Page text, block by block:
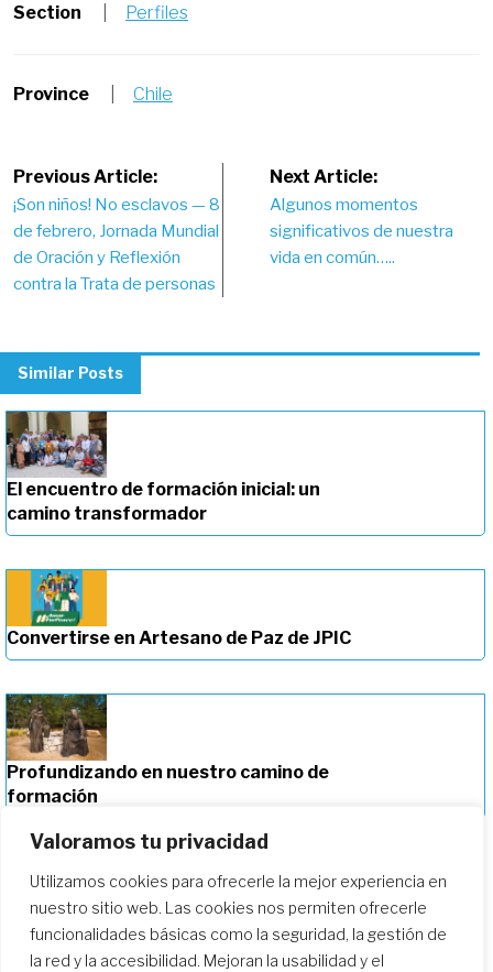
Valoramos tu privacidad
Utilizamos cookies para ofrecerle la mejor experiencia en
nuestro sitio web. Las cookies nos permiten ofrecerle
funcionalidades básicas como la seguridad, la gestión de
la red y la accesibilidad. Mejoran la usabilidad y el
Section Perfiles
Province Chile
Post
navigation
Previous Article:
¡Son niños! No esclavos — 8
de febrero, Jornada Mundial
de Oración y Reflexión
contra la Trata de personas
Next Article:
Algunos momentos
significativos de nuestra
vida en común…..
Similar Posts
El encuentro de formación inicial: un
camino transformador
Convertirse en Artesano de Paz de JPIC
Profundizando en nuestro camino de
formación